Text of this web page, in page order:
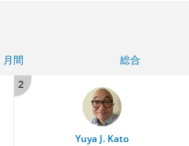
月間
総合
2
Yuya J. Kato